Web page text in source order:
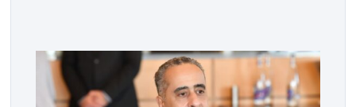
ذاتها، وذلك لتنوير الرأي العام بالحقائق والمعطيات
الدقيقة.واوضحت إدارة المؤسسة السجنية أن المعني بالأمر
يستفيد منذ إيداعه من تتبع طبي منتظم ومستمر وفقا […]